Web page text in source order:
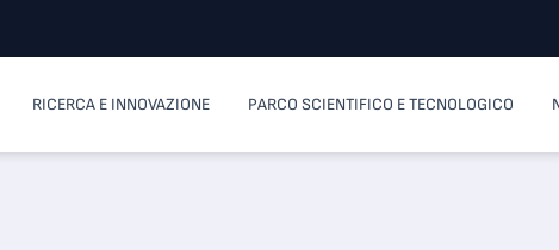
RICERCA E INNOVAZIONE PARCO SCIENTIFICO E TECNOLOGICO